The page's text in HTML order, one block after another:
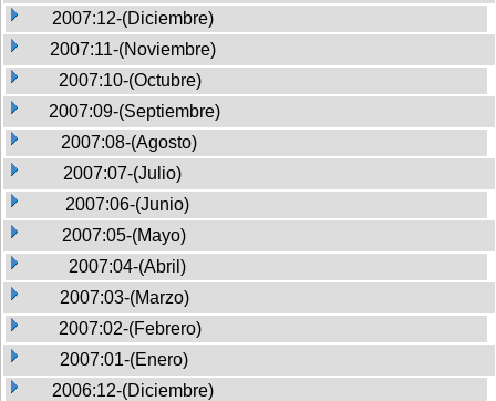
2007:12-(Diciembre)
2007:11-(Noviembre)
2007:10-(Octubre)
2007:09-(Septiembre)
2007:08-(Agosto)
2007:07-(Julio)
2007:06-(Junio)
2007:05-(Mayo)
2007:04-(Abril)
2007:03-(Marzo)
2007:02-(Febrero)
2007:01-(Enero)
2006:12-(Diciembre)